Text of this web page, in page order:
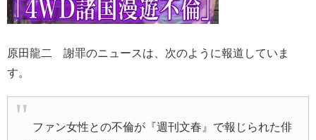
原田龍二 謝罪のニュースは、次のように報道していま
す。
ファン女性との不倫が『週刊文春 』で報じられた俳